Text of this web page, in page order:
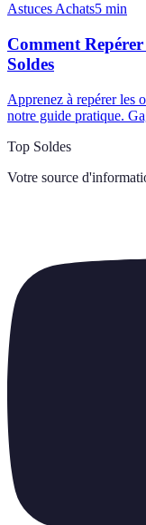
Astuces Achats5 min
Comment
Soldes
Apprenez à repérer les
notre guide pratique.
Top Soldes
Votre source